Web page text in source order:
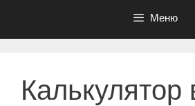
Меню
Калькулятор